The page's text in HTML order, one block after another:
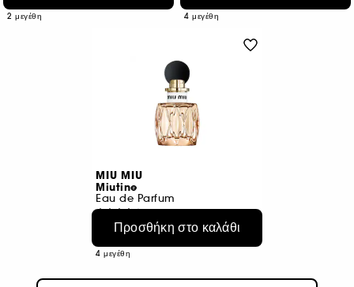
2 μεγέθη 4 μεγέθη
MIU MIU
Miutine
Eau de Parfum
35
€ 28,95
4 μεγέθη
Προσθήκη στο καλάθι